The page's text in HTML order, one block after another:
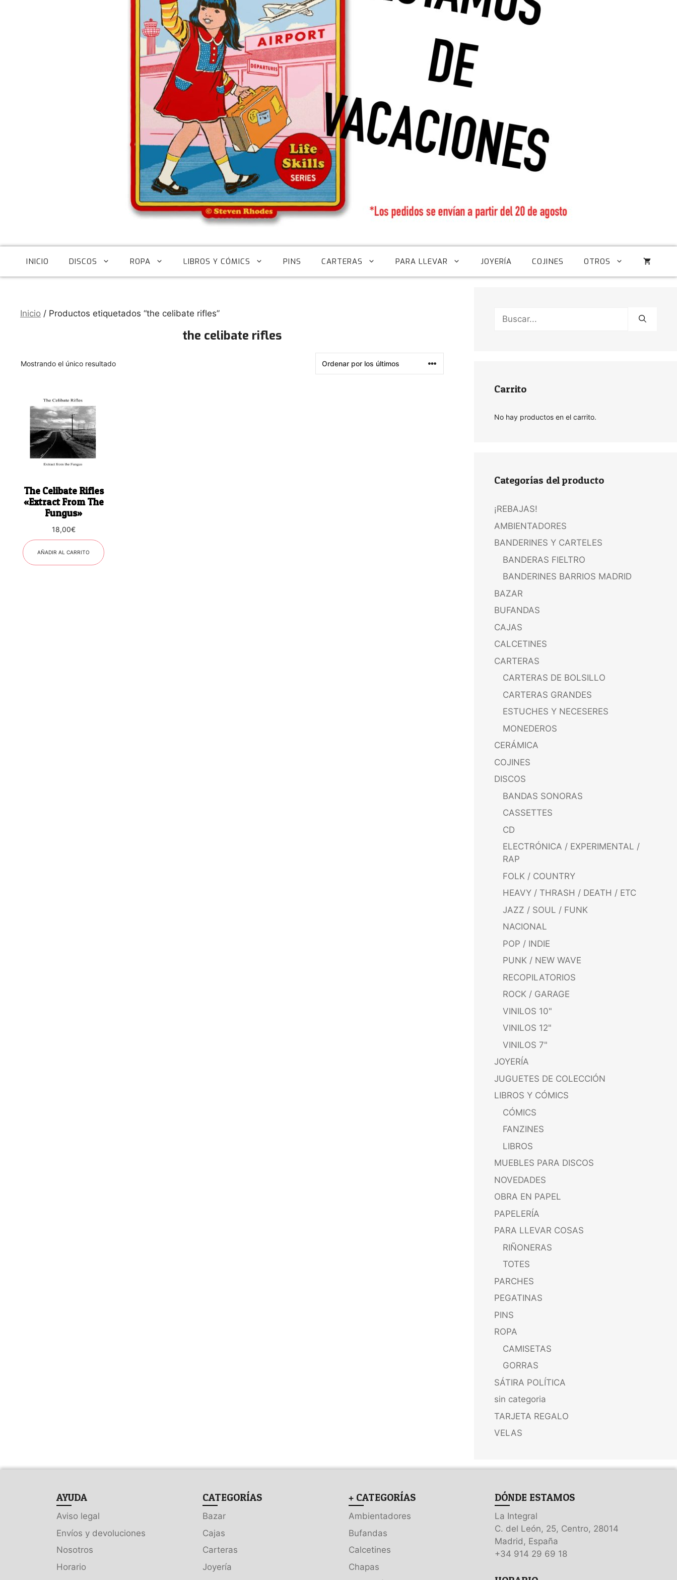
INICIO DISCOS ROPA LIBROS Y CÓMICS PINS CARTERAS PARA LLEVAR JOYERÍA COJINES OTROS
Inicio / Productos etiquetados “the celibate rifles”
the celibate rifles
Mostrando el único resultado
The Celibate Rifles
«Extract From The
Fungus»
18,00€
AÑADIR AL CARRITO
Buscar:
Carrito
No hay productos en el carrito.
Categorías del producto
¡REBAJAS!
AMBIENTADORES
BANDERINES Y CARTELES
BANDERAS FIELTRO
BANDERINES BARRIOS MADRID
BAZAR
BUFANDAS
CAJAS
CALCETINES
CARTERAS
CARTERAS DE BOLSILLO
CARTERAS GRANDES
ESTUCHES Y NECESERES
MONEDEROS
CERÁMICA
COJINES
DISCOS
BANDAS SONORAS
CASSETTES
CD
ELECTRÓNICA / EXPERIMENTAL /
RAP
FOLK / COUNTRY
HEAVY / THRASH / DEATH / ETC
JAZZ / SOUL / FUNK
NACIONAL
POP / INDIE
PUNK / NEW WAVE
RECOPILATORIOS
ROCK / GARAGE
VINILOS 10"
VINILOS 12"
VINILOS 7"
JOYERÍA
JUGUETES DE COLECCIÓN
LIBROS Y CÓMICS
CÓMICS
FANZINES
LIBROS
MUEBLES PARA DISCOS
NOVEDADES
OBRA EN PAPEL
PAPELERÍA
PARA LLEVAR COSAS
RIÑONERAS
TOTES
PARCHES
PEGATINAS
PINS
ROPA
CAMISETAS
GORRAS
SÁTIRA POLÍTICA
sin categoria
TARJETA REGALO
VELAS
AYUDA
Aviso legal
Envíos y devoluciones
Nosotros
Horario
CATEGORÍAS
Bazar
Cajas
Carteras
Joyería
+ CATEGORÍAS
Ambientadores
Bufandas
Calcetines
Chapas
DÓNDE ESTAMOS
La Integral
C. del León, 25, Centro, 28014
Madrid, España
+34 914 29 69 18